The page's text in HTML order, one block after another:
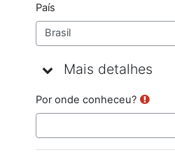
País
Mais detalhes
Mais detalhes
Mais detalhes
Por onde conheceu?